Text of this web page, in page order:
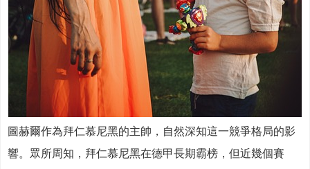
圖赫爾作為拜仁慕尼黑的主帥，自然深知這一競爭格局的影
響。眾所周知，拜仁慕尼黑在德甲長期霸榜，但近幾個賽